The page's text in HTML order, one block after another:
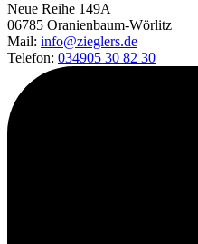
Neue Reihe 149A
06785 Oranienbaum-Wörlitz
Mail: info@zieglers.de
Telefon: 034905 30 82 30